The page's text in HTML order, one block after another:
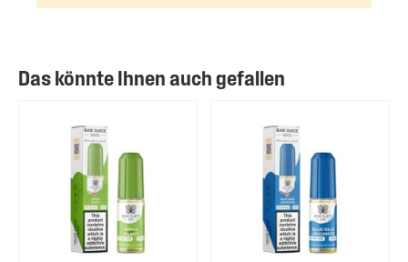
Das könnte Ihnen auch gefallen